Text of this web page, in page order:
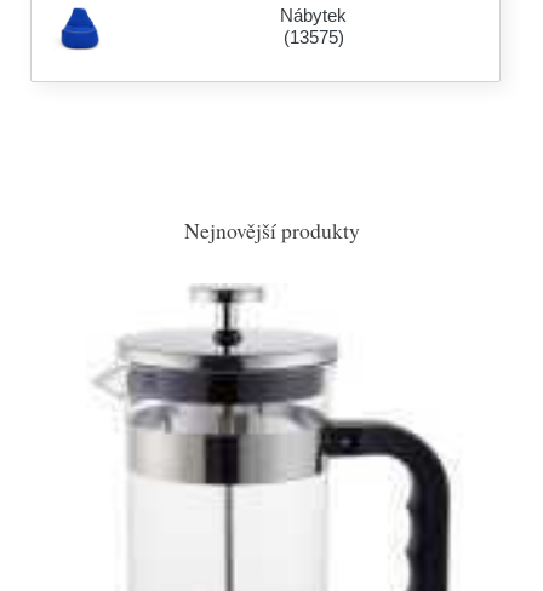
Nábytek
(13575)
Nejnovější produkty